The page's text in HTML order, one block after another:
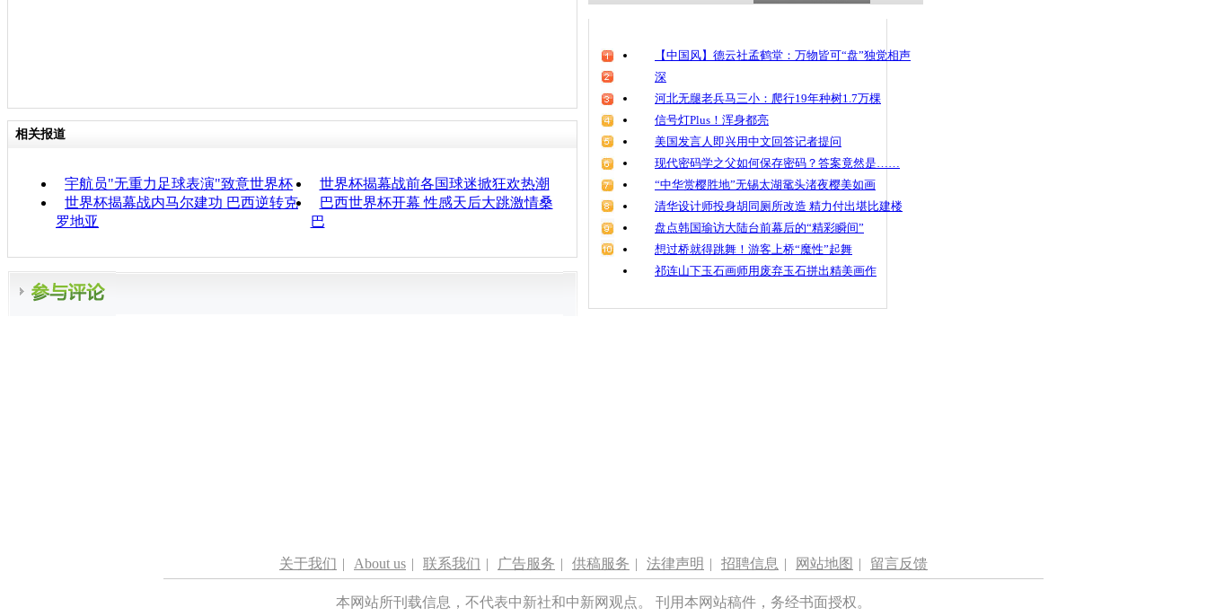
相关报道
宇航员"无重力足球表演"致意世界杯
世界杯揭幕战前各国球迷掀狂欢热潮
世界杯揭幕战内马尔建功 巴西逆转克
罗地亚
巴西世界杯开幕 性感天后大跳激情桑
巴
【中国风】德云社孟鹤堂：万物皆可“盘”独觉相声
深
河北无腿老兵马三小：爬行19年种树1.7万棵
信号灯Plus！浑身都亮
美国发言人即兴用中文回答记者提问
现代密码学之父如何保存密码？答案竟然是……
“中华赏樱胜地”无锡太湖鼋头渚夜樱美如画
清华设计师投身胡同厕所改造 精力付出堪比建楼
盘点韩国瑜访大陆台前幕后的“精彩瞬间”
想过桥就得跳舞！游客上桥“魔性”起舞
祁连山下玉石画师用废弃玉石拼出精美画作
关于我们 | About us | 联系我们 | 广告服务 | 供稿服务 | 法律声明 | 招聘信息 | 网站地图 | 留言反馈
本网站所刊载信息，不代表中新社和中新网观点。 刊用本网站稿件，务经书面授权。